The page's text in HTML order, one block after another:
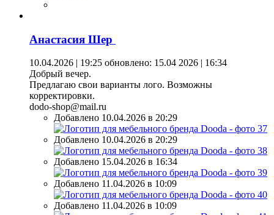
Анастасия Шер
10.04.2026 | 19:25 обновлено: 15.04 2026 | 16:34
Добрый вечер.
Предлагаю свои варианты лого. Возможны
корректировки.
dodo-shop@mail.ru
Добавлено 10.04.2026 в 20:29
Добавлено 10.04.2026 в 20:29
Добавлено 15.04.2026 в 16:34
Добавлено 11.04.2026 в 10:09
Добавлено 11.04.2026 в 10:09